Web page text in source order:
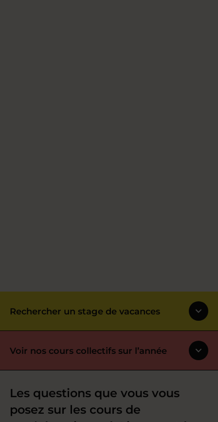
Rechercher un stage de vacances
Voir nos cours collectifs sur l’année
Les questions que vous vous
posez sur les cours de